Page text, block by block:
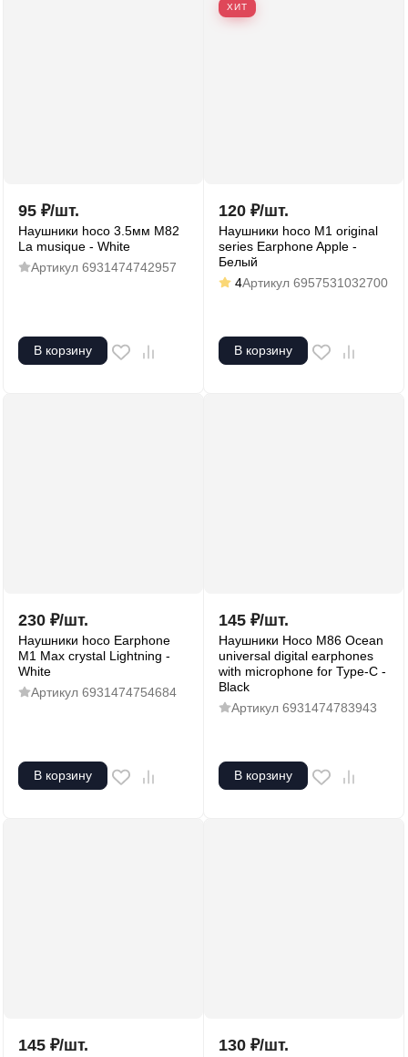
95 ₽/шт.
Наушники hoco 3.5мм M82
La musique - White
Артикул 6931474742957
В корзину
ХИТ
120 ₽/шт.
Наушники hoco M1 original
series Earphone Apple -
Белый
4Артикул 6957531032700
В корзину
230 ₽/шт.
Наушники hoco Earphone
M1 Max crystal Lightning -
White
Артикул 6931474754684
В корзину
145 ₽/шт.
Наушники Hoco M86 Ocean
universal digital earphones
with microphone for Type-C -
Black
Артикул 6931474783943
В корзину
145 ₽/шт. 130 ₽/шт.